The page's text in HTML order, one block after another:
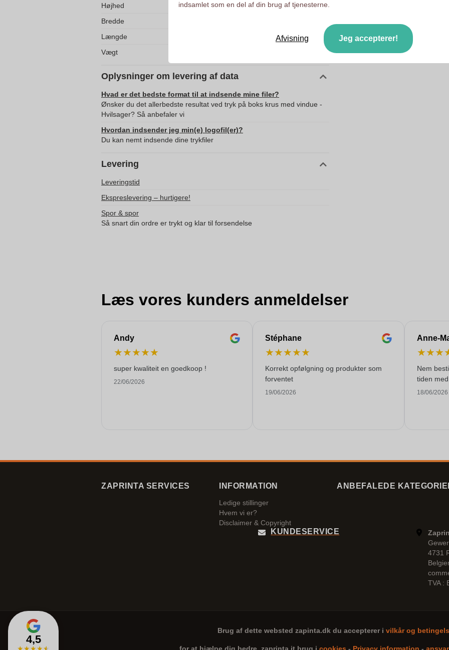
Højhed
100.0
Bredde
Længde
110.0
Vægt
27.0
Oplysninger om levering af data
Hvad er det bedste format til at indsende mine filer?
Ønsker du det allerbedste resultat ved tryk på boks krus med vindue -
Hvilsager? Så anbefaler vi
Hvordan indsender jeg min(e) logofil(er)?
Du kan nemt indsende dine trykfiler
Levering
Leveringstid
Ekspreslevering – hurtigere!
Spor & spor
Så snart din ordre er trykt og klar til forsendelse
Læs vores kunders anmeldelser
Andy
★★★★★
super kwaliteit en goedkoop !
22/06/2026
Stéphane
★★★★★
Korrekt opfølgning og produkter som
forventet
19/06/2026
Anne-
★★★
Nem
tiden
18/06/2026
4,5
ZAPRINTA SERVICES INFORMATION
Ledige stillinger
Hvem vi er?
Disclaimer & Copyright
ANBEFALEDE
KUNDESERVICE
4731
TVA :
Brug af dette websted zapinta.dk du accepterer i vilkår og
indsamlet som en del af din brug af tjenesterne.
Afvisning Jeg accepterer!